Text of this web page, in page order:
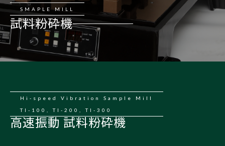
SMAPLE MILL
試料粉砕機
Hi-speed Vibration Sample Mill​​​​​​​
TI-100, TI-200, TI-300
高速振動 試料粉砕機